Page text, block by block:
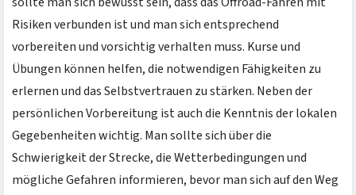
Risiken verbunden ist und man sich entsprechend
vorbereiten und vorsichtig verhalten muss. Kurse und
Übungen können helfen, die notwendigen Fähigkeiten zu
erlernen und das Selbstvertrauen zu stärken. Neben der
persönlichen Vorbereitung ist auch die Kenntnis der lokalen
Gegebenheiten wichtig. Man sollte sich über die
Schwierigkeit der Strecke, die Wetterbedingungen und
mögliche Gefahren informieren, bevor man sich auf den Weg